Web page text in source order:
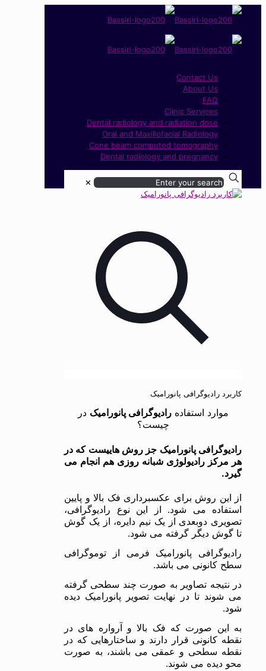
Contact Us
About Us
FAQ
Clinic Services
Dental radiology and radiation dose
Oral and Maxillofacial Radiology
Cone beam computed tomography
Dental radiology and pregnancy
✕
کاربرد رادیوگرافی پانورامیک
موارد استفادهرادیوگرافی پانورامیک در
چیست؟
رادیوگرافی پانورامیک جز روش هاییست که در
هر مرکز رادیولوژی شبانه روزی هم انجام می
گیرد.
از این روش برای عکسبرداری فک بالا و پایین
استفاده می شود. از این نوع رادیوگرافی،
تصویری دوبعدی از یک نیم دایره، از یک گوش
تا گوش دیگر گرفته می شود.
رادیوگرافی پانورامیک فرمی از توموگرافی
سطح کانونی می باشد.
در نتیجه تصاویر به صورت چند سطحی گرفته
می شوند تا در نهایت تصویر پانورامیک دیده
شود.
به این صورت که فک بالا و آرواره های در
نقطه کانونی قرار دارند و ساختارهایی که در
نقطه سطحی و عمقی می باشند، به صورت
محو دیده می شوند.